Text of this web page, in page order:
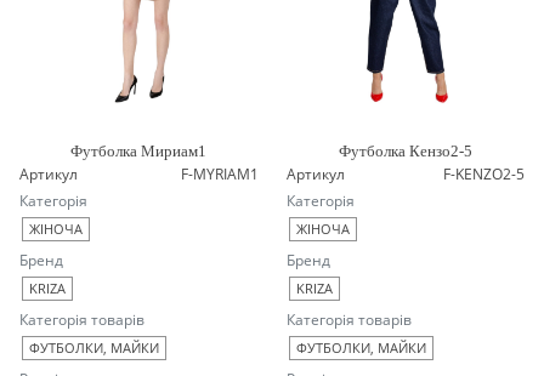
Футболка Мириам1
Артикул
F-MYRIAM1
Категорія
ЖІНОЧА
Бренд
KRIZA
Категорія товарів
ФУТБОЛКИ, МАЙКИ
Футболка Кензо2-5
Артикул
F-KENZO2-5
Категорія
ЖІНОЧА
Бренд
KRIZA
Категорія товарів
ФУТБОЛКИ, МАЙКИ